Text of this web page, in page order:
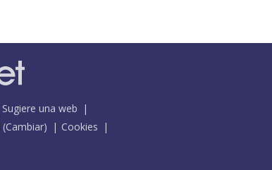
Sugiere una web
(Cambiar)
Cookies